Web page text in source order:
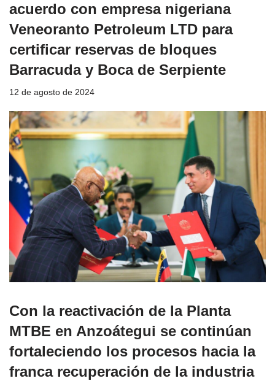
acuerdo con empresa nigeriana
Veneoranto Petroleum LTD para
certificar reservas de bloques
Barracuda y Boca de Serpiente
12 de agosto de 2024
Con la reactivación de la Planta
MTBE en Anzoátegui se continúan
fortaleciendo los procesos hacia la
franca recuperación de la industria